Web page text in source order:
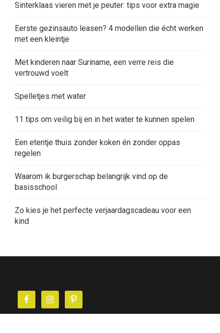
Sinterklaas vieren met je peuter: tips voor extra magie
Eerste gezinsauto leasen? 4 modellen die écht werken
met een kleintje
Met kinderen naar Suriname, een verre reis die
vertrouwd voelt
Spelletjes met water
11 tips om veilig bij en in het water te kunnen spelen
Een etentje thuis zonder koken én zonder oppas
regelen
Waarom ik burgerschap belangrijk vind op de
basisschool
Zo kies je het perfecte verjaardagscadeau voor een
kind